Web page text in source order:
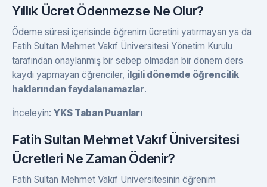
Yıllık Ücret Ödenmezse Ne Olur?
Ödeme süresi içerisinde öğrenim ücretini yatırmayan ya da
Fatih Sultan Mehmet Vakıf Üniversitesi Yönetim Kurulu
tarafından onaylanmış bir sebep olmadan bir dönem ders
kaydı yapmayan öğrenciler, ilgili dönemde öğrencilik
haklarından faydalanamazlar.
İnceleyin: YKS Taban Puanları
Fatih Sultan Mehmet Vakıf Üniversitesi
Ücretleri Ne Zaman Ödenir?
Fatih Sultan Mehmet Vakıf Üniversitesinin öğrenim